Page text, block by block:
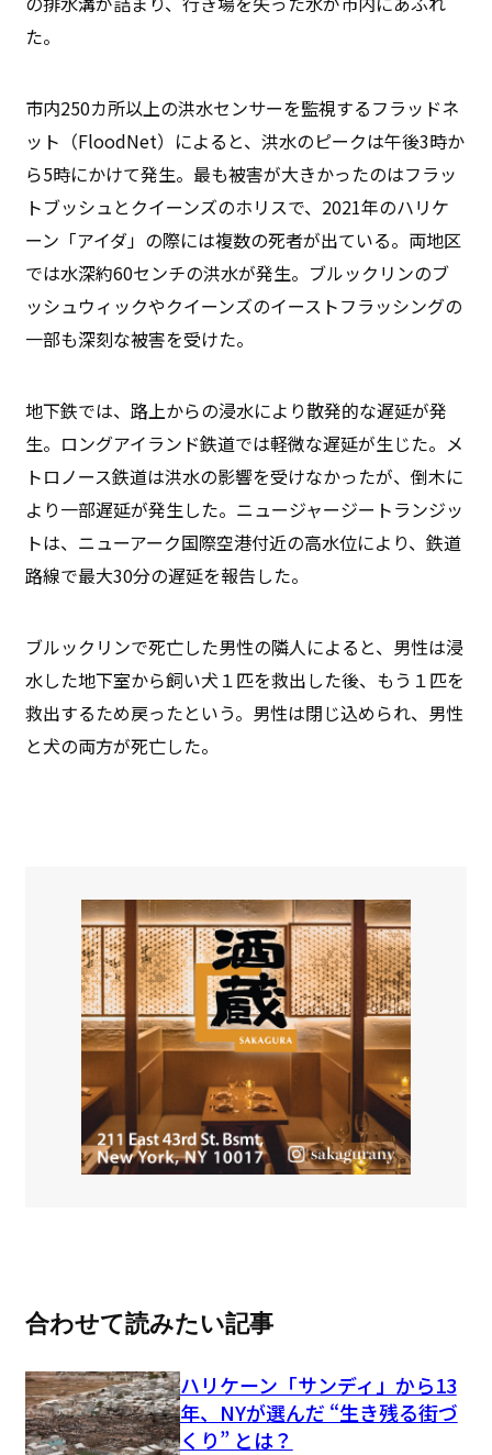
た。
市内250カ所以上の洪水センサーを監視するフラッドネ
ット（FloodNet）によると、洪水のピークは午後3時か
ら5時にかけて発生。最も被害が大きかったのはフラッ
トブッシュとクイーンズのホリスで、2021年のハリケ
ーン「アイダ」の際には複数の死者が出ている。両地区
では水深約60センチの洪水が発生。ブルックリンのブ
ッシュウィックやクイーンズのイーストフラッシングの
一部も深刻な被害を受けた。
地下鉄では、路上からの浸水により散発的な遅延が発
生。ロングアイランド鉄道では軽微な遅延が生じた。メ
トロノース鉄道は洪水の影響を受けなかったが、倒木に
より一部遅延が発生した。ニュージャージートランジッ
トは、ニューアーク国際空港付近の高水位により、鉄道
路線で最大30分の遅延を報告した。
ブルックリンで死亡した男性の隣人によると、男性は浸
水した地下室から飼い犬１匹を救出した後、もう１匹を
救出するため戻ったという。男性は閉じ込められ、男性
と犬の両方が死亡した。
合わせて読みたい記事
ハリケーン「サンディ」から13
年、NYが選んだ “生き残る街づ
くり” とは？